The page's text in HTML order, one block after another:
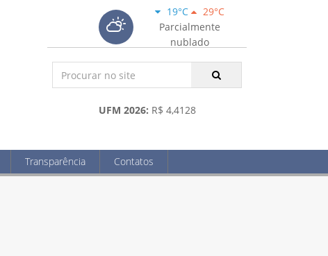
19°C
29°C
Parcialmente
nublado
UFM 2026: R$ 4,4128
Transparência Contatos